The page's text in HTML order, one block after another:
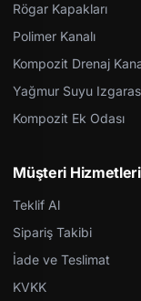
Rögar Kapakları
Polimer Kanalı
Kompozit Drenaj
Yağmur Suyu
Kompozit Ek Odası
Müşteri Hizmetleri
Teklif Al
Sipariş Takibi
İade ve Teslimat
KVKK